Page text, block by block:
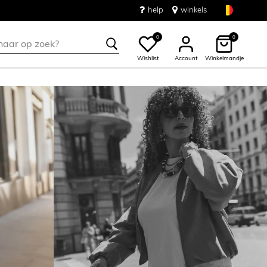
help winkels
0
Wishlist Account
0
Winkelmandje